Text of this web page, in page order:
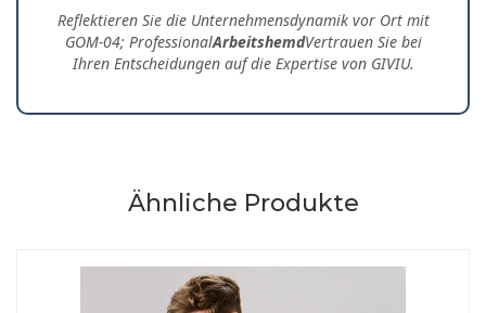
Reflektieren Sie die Unternehmensdynamik vor Ort mit
GOM-04; ProfessionalArbeitshemdVertrauen Sie bei
Ihren Entscheidungen auf die Expertise von GIVIU.
Ähnliche Produkte